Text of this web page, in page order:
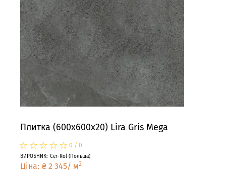
Плитка (600x600x20) Lira Gris Mega
☆
★☆
★☆
★☆
★☆
★ 0 / 0
ВИРОБНИК: Cer-Rol (Польща)
Ціна: ₴ 2 345/ м2